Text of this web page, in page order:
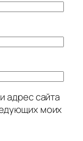
адрес сайта
моих